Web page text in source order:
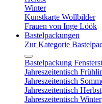
Winter
Kunstkarte Wollbilder
Frauen von Inge Löök
Bastelpackungen
Zur Kategorie
Bastelpackung
Jahreszeitentisch
Jahreszeitentisch
Jahreszeitentisch Herbst
Jahreszeitentisch Winter